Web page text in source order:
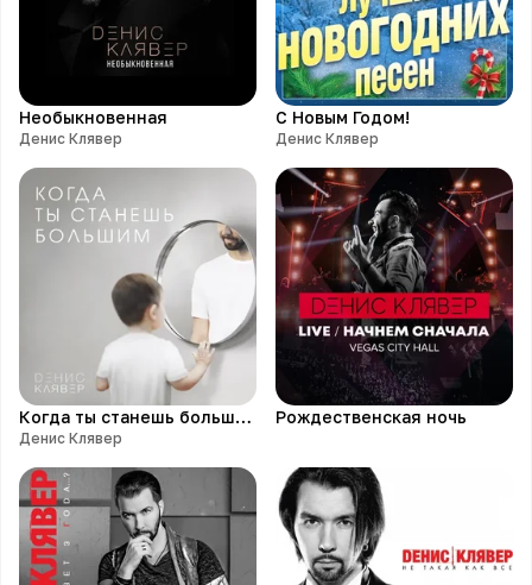
Необыкновенная
Денис Клявер
С Новым Годом!
Денис Клявер
Когда ты станешь большим
Денис Клявер
Рождественская ночь